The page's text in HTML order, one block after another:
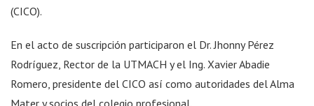
(CICO).
En el acto de suscripción participaron el Dr. Jhonny Pérez
Rodríguez, Rector de la UTMACH y el Ing. Xavier Abadie
Romero, presidente del CICO así como autoridades del Alma
Mater y socios del colegio profesional.